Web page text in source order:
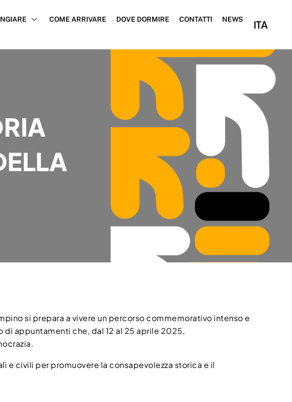
COME ARRIVARE DOVE DORMIRE CONTATTI NEWS ITA
si prepara a vivere un percorso commemorativo intenso e
di appuntamenti che, dal 12 al 25 aprile 2025,
e civili per promuovere la consapevolezza storica e il